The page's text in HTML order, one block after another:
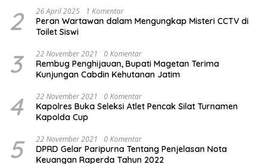
2 26 April 2025 1 Komentar
Peran Wartawan dalam Mengungkap Misteri CCTV di
Toilet Siswi
3 22 November 2021 0 Komentar
Rembug Penghijauan, Bupati Magetan Terima
Kunjungan Cabdin Kehutanan Jatim
4 22 November 2021 0 Komentar
Kapolres Buka Seleksi Atlet Pencak Silat Turnamen
Kapolda Cup
5 22 November 2021 0 Komentar
DPRD Gelar Paripurna Tentang Penjelasan Nota
Keuangan Raperda Tahun 2022